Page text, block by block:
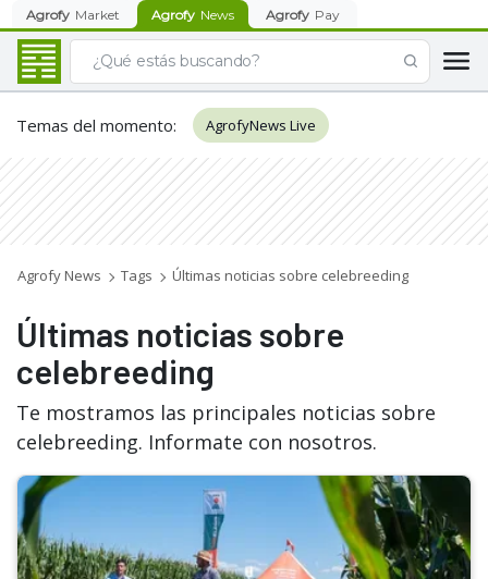
Agrofy Market Agrofy News Agrofy Pay
Temas del momento: AgrofyNews Live
Agrofy News Tags Últimas noticias sobre celebreeding
Últimas noticias sobre
celebreeding
Te mostramos las principales noticias sobre
celebreeding. Informate con nosotros.